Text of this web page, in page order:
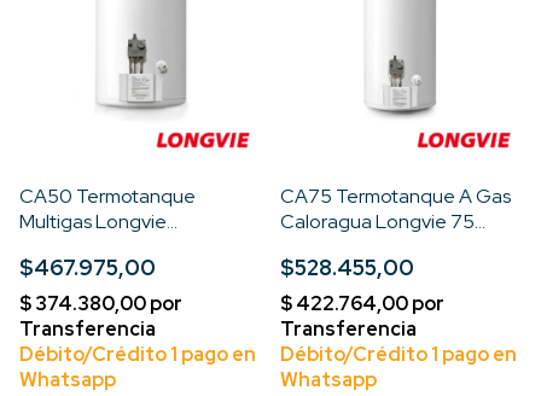
CA50 Termotanque
Multigas Longvie
$467.975,00
CA75 Termotanque A Gas
Caloragua Longvie 75
$528.455,00